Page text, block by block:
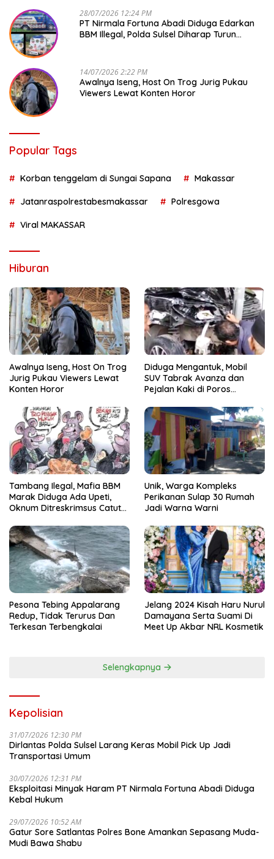
28/07/2026 12:24 PM
PT Nirmala Fortuna Abadi Diduga Edarkan
BBM Illegal, Polda Sulsel Diharap Turun
14/07/2026 2:22 PM
Awalnya Iseng, Host On Trog Jurig Pukau
Viewers Lewat Konten Horor
Popular Tags
Korban tenggelam di Sungai Sapana Makassar
Jatanraspolrestabesmakassar Polresgowa
Viral MAKASSAR
Hiburan
Awalnya Iseng, Host On Trog
Jurig Pukau Viewers Lewat
Konten Horor
Diduga Mengantuk, Mobil
SUV Tabrak Avanza dan
Pejalan Kaki di Poros
Tambang Ilegal, Mafia BBM
Marak Diduga Ada Upeti,
Oknum Ditreskrimsus Catut
Unik, Warga Kompleks
Perikanan Sulap 30 Rumah
Jadi Warna Warni
Pesona Tebing Appalarang
Redup, Tidak Terurus Dan
Terkesan Terbengkalai
Jelang 2024 Kisah Haru Nurul
Damayana Serta Suami Di
Meet Up Akbar NRL Kosmetik
Selengkapnya
Kepolisian
31/07/2026 12:30 PM
Dirlantas Polda Sulsel Larang Keras Mobil Pick Up Jadi
Transportasi Umum
30/07/2026 12:31 PM
Eksploitasi Minyak Haram PT Nirmala Fortuna Abadi Diduga
Kebal Hukum
29/07/2026 10:52 AM
Gatur Sore Satlantas Polres Bone Amankan Sepasang Muda-
Mudi Bawa Shabu